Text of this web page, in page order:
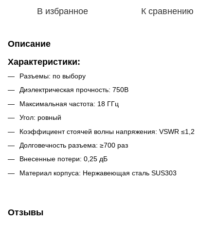
В избранное К сравнению
Описание
Характеристики:
Разъемы: по выбору
Диэлектрическая прочность: 750В
Максимальная частота: 18 ГГц
Угол: ровный
Коэффициент стоячей волны напряжения: VSWR ≤1,2
Долговечность разъема: ≥700 раз
Внесенные потери: 0,25 дБ
Материал корпуса: Нержавеющая сталь SUS303
Отзывы